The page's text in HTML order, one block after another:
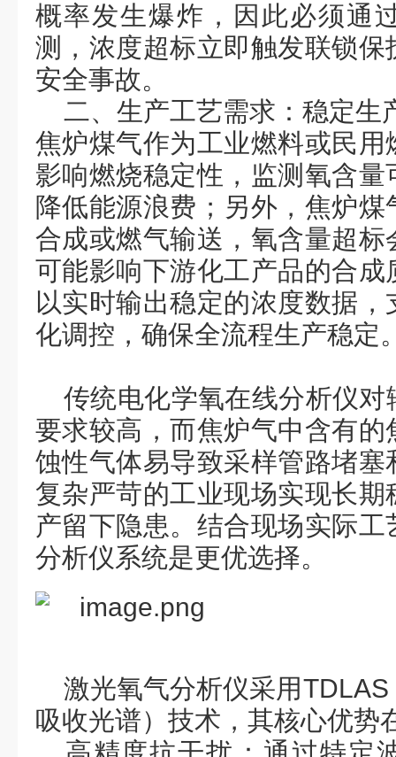
概率发生爆炸，因此必须通
测，浓度超标立即触发联锁
安全事故。
二、 ‌生产工艺需求：稳定生
焦炉煤气作为工业燃料或民
影响燃烧稳定性，监测氧含
降低能源浪费； 另外 ，焦炉
合成或燃气输送，氧含量超
可能影响下游化工产品的合
以实时输出稳定的浓度数据
化调控， 确保全流程生产稳定
传统电化学氧在线分析仪
要求较高，而焦炉气中含有
蚀性气体易导致采样管路堵塞
复杂严苛的工业现场实现长
产留下隐患。结合现场实际工
分析仪系统是更优选择。
激光氧气分析仪采用‌TDLAS
吸收光谱）‌技术 ， 其核心优势